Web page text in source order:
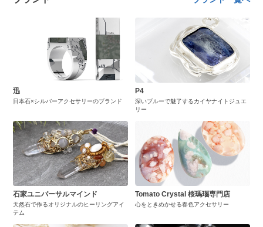
迅
日本石×シルバーアクセサリーのブランド
P4
深いブルーで魅了するカイヤナイトジュエ
リー
石家ユニバーサルマインド
天然石で作るオリジナルのヒーリングアイ
テム
Tomato Crystal 桜瑪瑙専門店
心をときめかせる春色アクセサリー